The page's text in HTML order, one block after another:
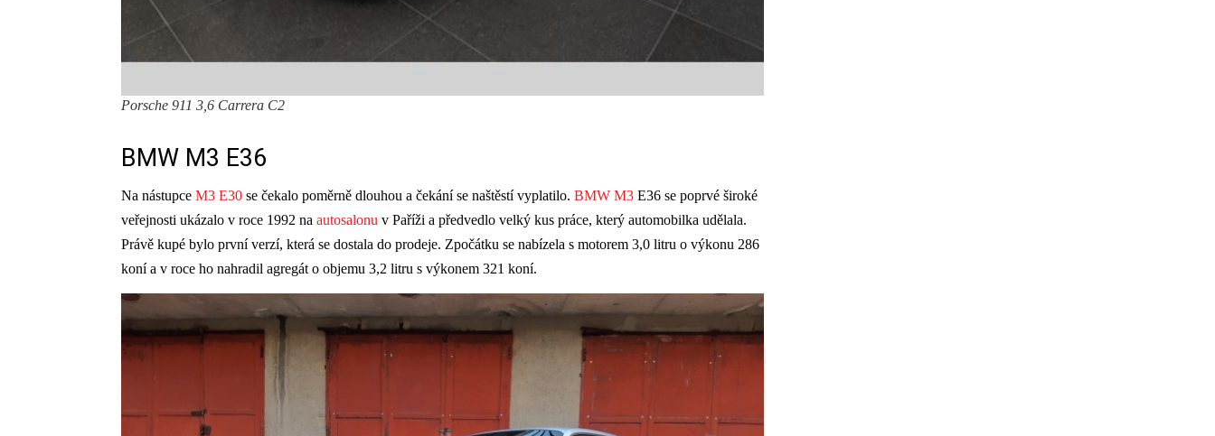
Porsche 911 3,6 Carrera C2
BMW M3 E36
Na nástupce M3 E30 se čekalo poměrně dlouhou a čekání se naštěstí vyplatilo. BMW M3 E36 se poprvé široké
veřejnosti ukázalo v roce 1992 na autosalonu v Paříži a předvedlo velký kus práce, který automobilka udělala.
Právě kupé bylo první verzí, která se dostala do prodeje. Zpočátku se nabízela s motorem 3,0 litru o výkonu 286
koní a v roce ho nahradil agregát o objemu 3,2 litru s výkonem 321 koní.